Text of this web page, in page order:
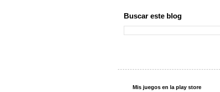
Buscar este blog
Mis juegos en la play store